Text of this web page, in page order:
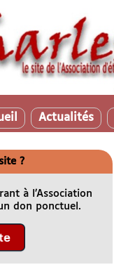
Actualités
?
à l’Association
don ponctuel.